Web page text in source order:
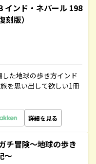
インド・ネパール 198
版）
た地球の歩き方インド
を思い出して欲しい1冊
詳細を見る
チ冒険～地球の歩き
～